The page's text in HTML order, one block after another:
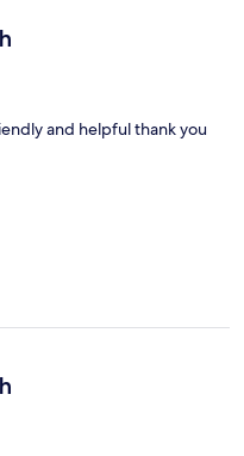
and helpful thank you